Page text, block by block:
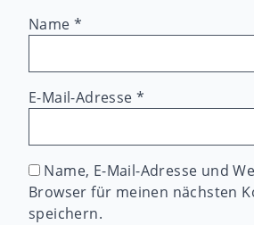
Name *
E-Mail-Adresse*
Name, E-Mail-Adresse und
Browser für meinen nächsten
speichern.